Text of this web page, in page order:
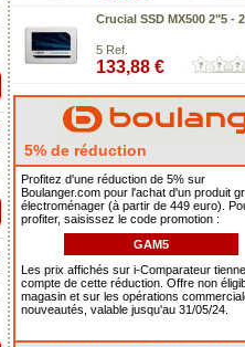
Crucial SSD MX500 2"5 -
5 Ref.
133,88 €
5% de réduction
Profitez d'une réduction de 5% sur
Boulanger.com pour l'achat d'un produit
électroménager (à partir de 449 euro).
profiter, saisissez le code promotion :
GAM5
Les prix affichés sur i-Comparateur
compte de cette réduction. Offre non
magasin et sur les opérations
nouveautés, valable jusqu'au 31/05/24.